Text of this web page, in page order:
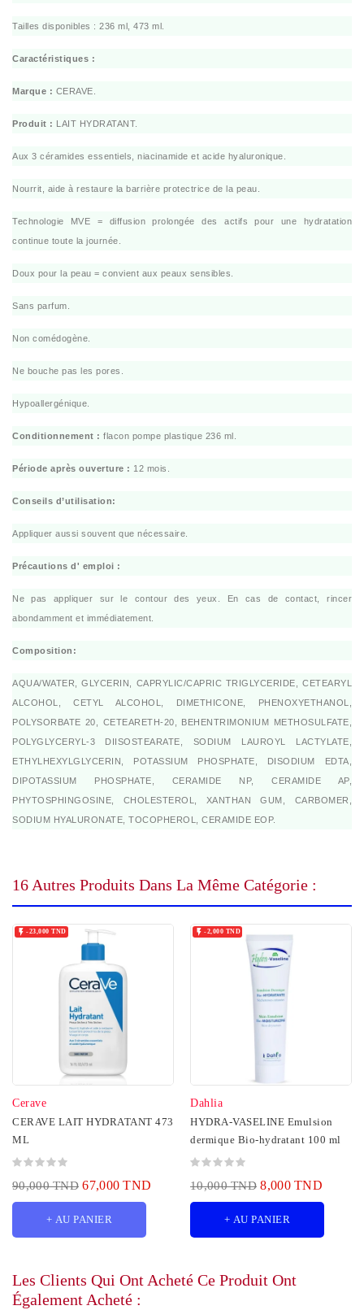
Tailles disponibles : 236 ml, 473 ml.
Caractéristiques :
Marque : CERAVE.
Produit : LAIT HYDRATANT.
Aux 3 céramides essentiels, niacinamide et acide hyaluronique.
Nourrit, aide à restaure la barrière protectrice de la peau.
Technologie MVE = diffusion prolongée des actifs pour une hydratation
continue toute la journée.
Doux pour la peau = convient aux peaux sensibles.
Sans parfum.
Non comédogène.
Ne bouche pas les pores.
Hypoallergénique.
Conditionnement : flacon pompe plastique 236 ml.
Période après ouverture : 12 mois.
Conseils d’utilisation:
Appliquer aussi souvent que nécessaire.
Précautions d' emploi :
Ne pas appliquer sur le contour des yeux. En cas de contact, rincer
abondamment et immédiatement.
Composition:
AQUA/WATER, GLYCERIN, CAPRYLIC/CAPRIC TRIGLYCERIDE, CETEARYL
ALCOHOL, CETYL ALCOHOL, DIMETHICONE, PHENOXYETHANOL,
POLYSORBATE 20, CETEARETH-20, BEHENTRIMONIUM METHOSULFATE,
POLYGLYCERYL-3 DIISOSTEARATE, SODIUM LAUROYL LACTYLATE,
ETHYLHEXYLGLYCERIN, POTASSIUM PHOSPHATE, DISODIUM EDTA,
DIPOTASSIUM PHOSPHATE, CERAMIDE NP, CERAMIDE AP,
PHYTOSPHINGOSINE, CHOLESTEROL, XANTHAN GUM, CARBOMER,
SODIUM HYALURONATE, TOCOPHEROL, CERAMIDE EOP.
16 Autres Produits Dans La Même Catégorie :
-23,000 TND
Cerave
CERAVE LAIT HYDRATANT 473
ML
90,000 TND 67,000 TND
+ AU PANIER
 -2,000 TND
Dahlia
HYDRA-VASELINE Emulsion
dermique Bio-hydratant 100 ml
10,000 TND 8,000 TND
+ AU PANIER
Les Clients Qui Ont Acheté Ce Produit Ont
Également Acheté :